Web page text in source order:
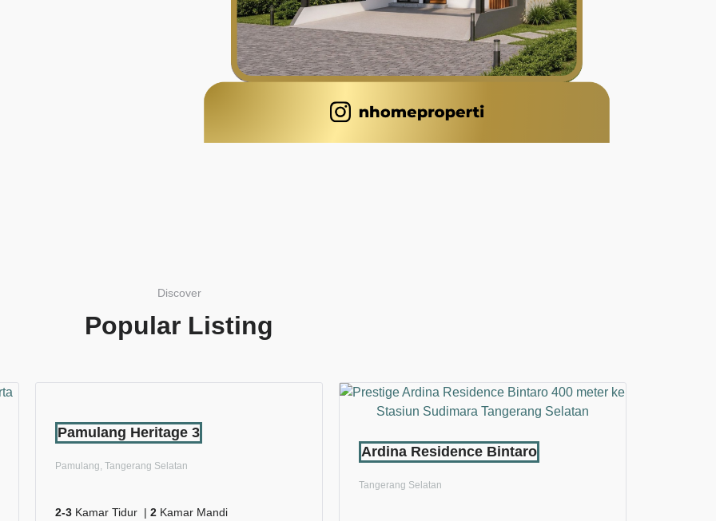
Discover
Popular Listing
Pamulang Heritage 3
Pamulang, Tangerang Selatan
2-3Kamar Tidur | 2Kamar Mandi
Ardina Residence Bintaro
Tangerang Selatan